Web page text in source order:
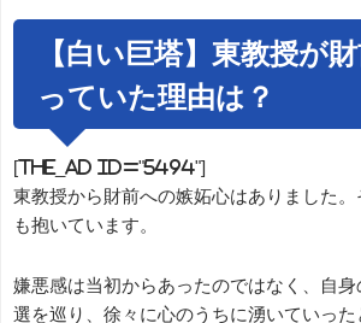
【白い巨塔】東教授が
っていた理由は？
[the_ad id="5494"]
東教授から財前への嫉妬心はありました
も抱いています。
嫌悪感は当初からあったのではなく、自
選を巡り、徐々に心のうちに湧いていった